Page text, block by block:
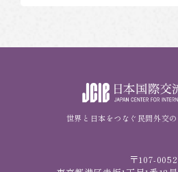
世界と日本をつなぐ民間外交
〒107-0052